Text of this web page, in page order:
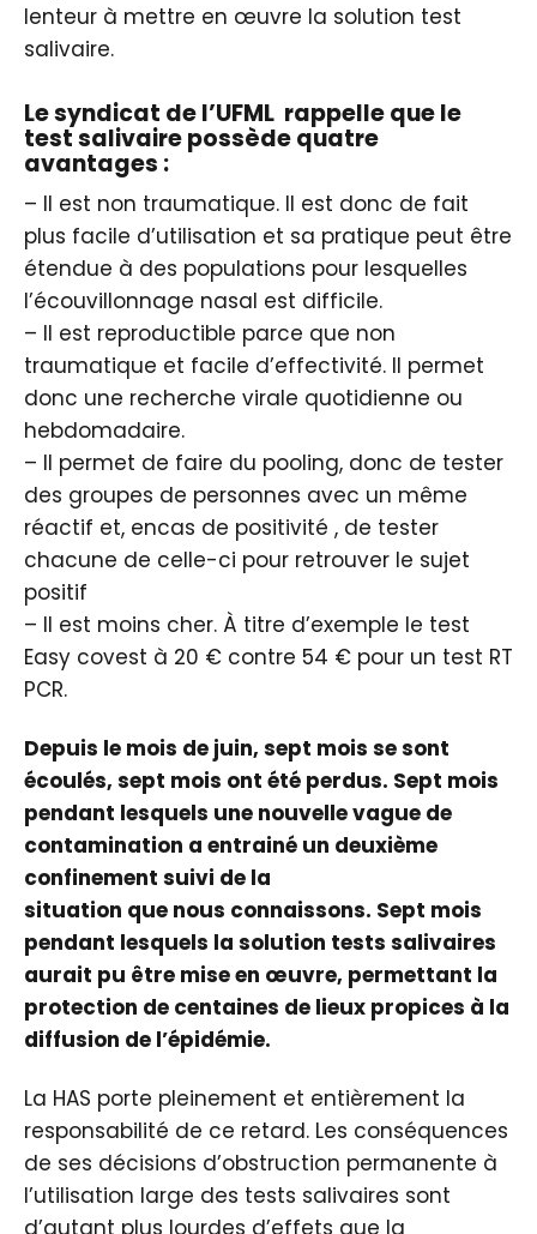
lenteur à mettre en œuvre la solution test
salivaire.
Le syndicat de l’UFML rappelle que le
test salivaire possède quatre
avantages :
– Il est non traumatique. Il est donc de fait
plus facile d’utilisation et sa pratique peut être
étendue à des populations pour lesquelles
l’écouvillonnage nasal est difficile.
– Il est reproductible parce que non
traumatique et facile d’effectivité. Il permet
donc une recherche virale quotidienne ou
hebdomadaire.
– Il permet de faire du pooling, donc de tester
des groupes de personnes avec un même
réactif et, encas de positivité , de tester
chacune de celle-ci pour retrouver le sujet
positif
– Il est moins cher. À titre d’exemple le test
Easy covest à 20 € contre 54 € pour un test RT
PCR.
Depuis le mois de juin, sept mois se sont
écoulés, sept mois ont été perdus. Sept mois
pendant lesquels une nouvelle vague de
contamination a entrainé un deuxième
confinement suivi de la
situation que nous connaissons. Sept mois
pendant lesquels la solution tests salivaires
aurait pu être mise en œuvre, permettant la
protection de centaines de lieux propices à la
diffusion de l’épidémie.
La HAS porte pleinement et entièrement la
responsabilité de ce retard. Les conséquences
de ses décisions d’obstruction permanente à
l’utilisation large des tests salivaires sont
d’autant plus lourdes d’effets que la